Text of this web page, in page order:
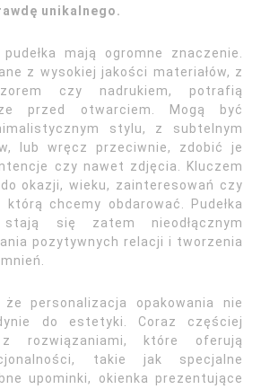
unikalnego.
mają ogromne znaczenie.
z wysokiej jakości materiałów, z
czy nadrukiem, potrafią
przed otwarciem. Mogą być
stylu, z subtelnym
lub wręcz przeciwnie, zdobić je
czy nawet zdjęcia. Kluczem
okazji, wieku, zainteresowań czy
chcemy obdarować. Pudełka
stają się zatem nieodłącznym
pozytywnych relacji i tworzenia
personalizacja opakowania nie
do estetyki. Coraz częściej
rozwiązaniami, które oferują
takie jak specjalne
upominki, okienka prezentujące